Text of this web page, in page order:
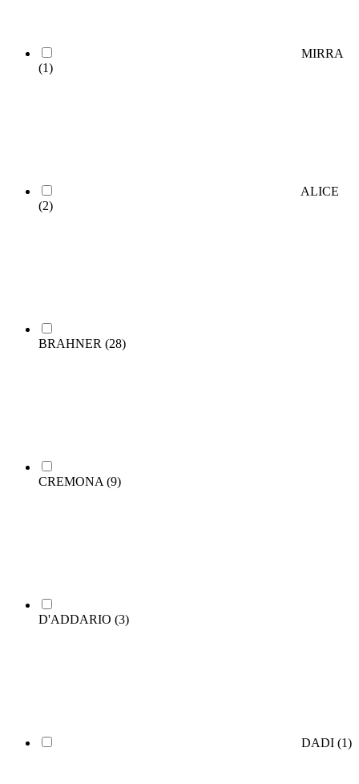
MIRRA
(1)
ALICE
(2)
BRAHNER (28)
CREMONA (9)
D'ADDARIO (3)
DADI (1)